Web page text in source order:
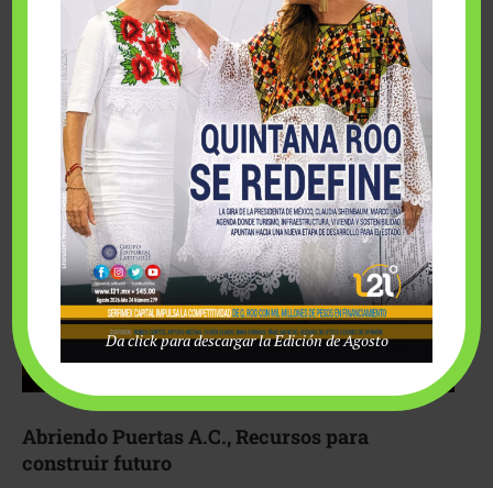
Fairmont Mayakoba y Make-A-Wish México unieron
esfuerzos para hacer realidad el deseo de una …
Abriendo Puertas A.C., Recursos para
construir futuro
Da click para descargar la Edición de Agosto